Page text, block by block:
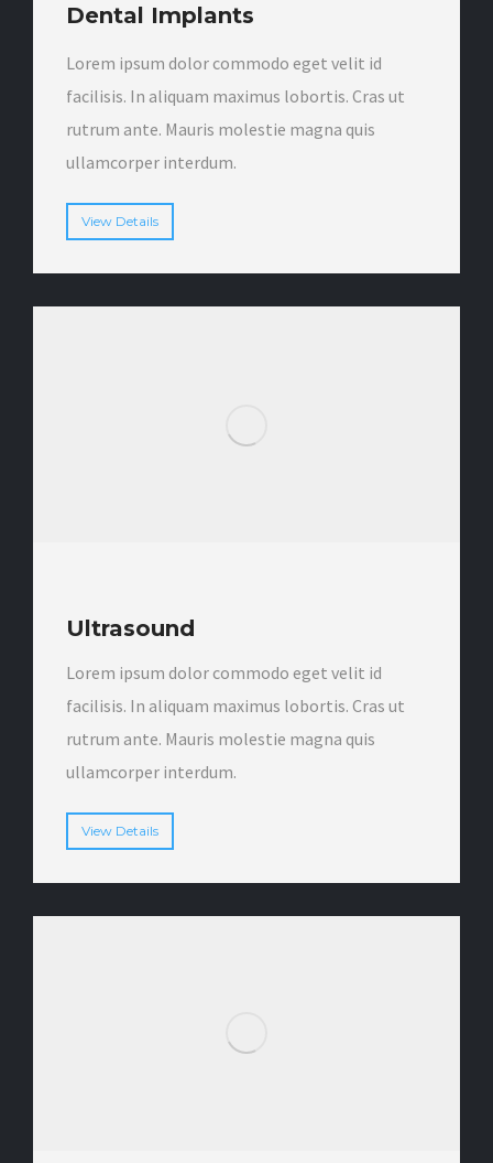
Dental Implants
Lorem ipsum dolor commodo eget velit id
facilisis. In aliquam maximus lobortis. Cras ut
rutrum ante. Mauris molestie magna quis
ullamcorper interdum.
View Details
Ultrasound
Lorem ipsum dolor commodo eget velit id
facilisis. In aliquam maximus lobortis. Cras ut
rutrum ante. Mauris molestie magna quis
ullamcorper interdum.
View Details